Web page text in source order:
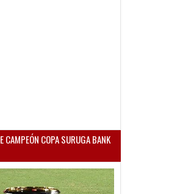
CAMPEÓN COPA SURUGA BANK